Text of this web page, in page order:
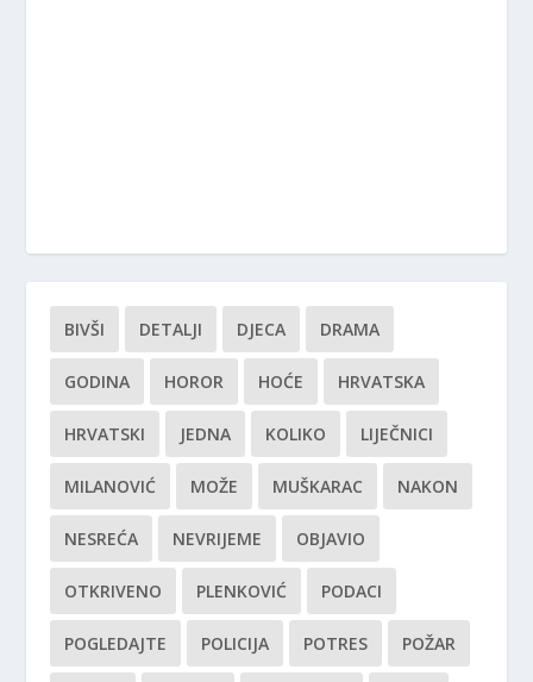
BIVŠI DETALJI DJECA DRAMA
GODINA HOROR HOĆE HRVATSKA
HRVATSKI JEDNA KOLIKO LIJEČNICI
MILANOVIĆ MOŽE MUŠKARAC NAKON
NESREĆA NEVRIJEME OBJAVIO
OTKRIVENO PLENKOVIĆ PODACI
POGLEDAJTE POLICIJA POTRES POŽAR